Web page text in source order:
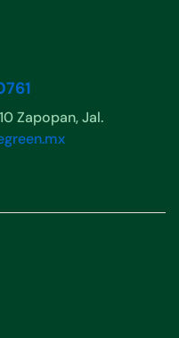
Zapopan, Jal.